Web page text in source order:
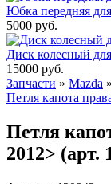
Юбка передняя
5000 руб.
Диск колесный
15000 руб.
Запчасти » Mazda »
Петля капота
Петля
2012> (арт.